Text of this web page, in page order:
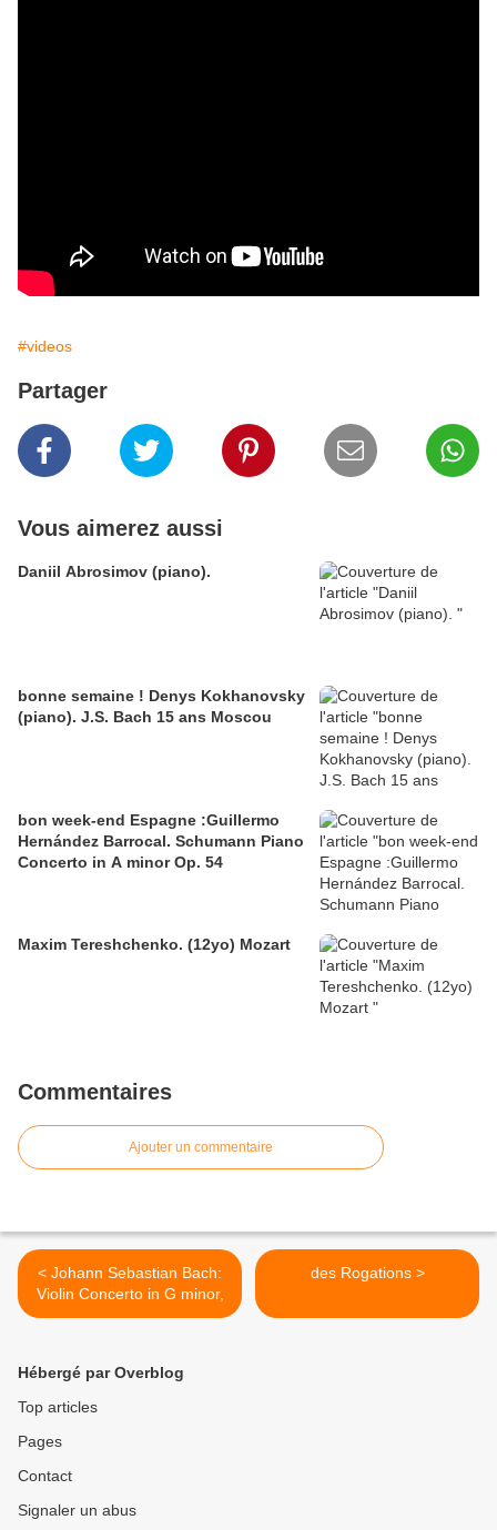
#videos
Partager
Vous aimerez aussi
Daniil Abrosimov (piano).
bonne semaine ! Denys Kokhanovsky
(piano). J.S. Bach 15 ans Moscou
bon week-end Espagne :Guillermo
Hernández Barrocal. Schumann Piano
Concerto in A minor Op. 54
Maxim Tereshchenko. (12yo) Mozart
Commentaires
Ajouter un commentaire
< Johann Sebastian Bach:
Violin Concerto in G minor,
des Rogations >
Hébergé par Overblog
Top articles
Pages
Contact
Signaler un abus